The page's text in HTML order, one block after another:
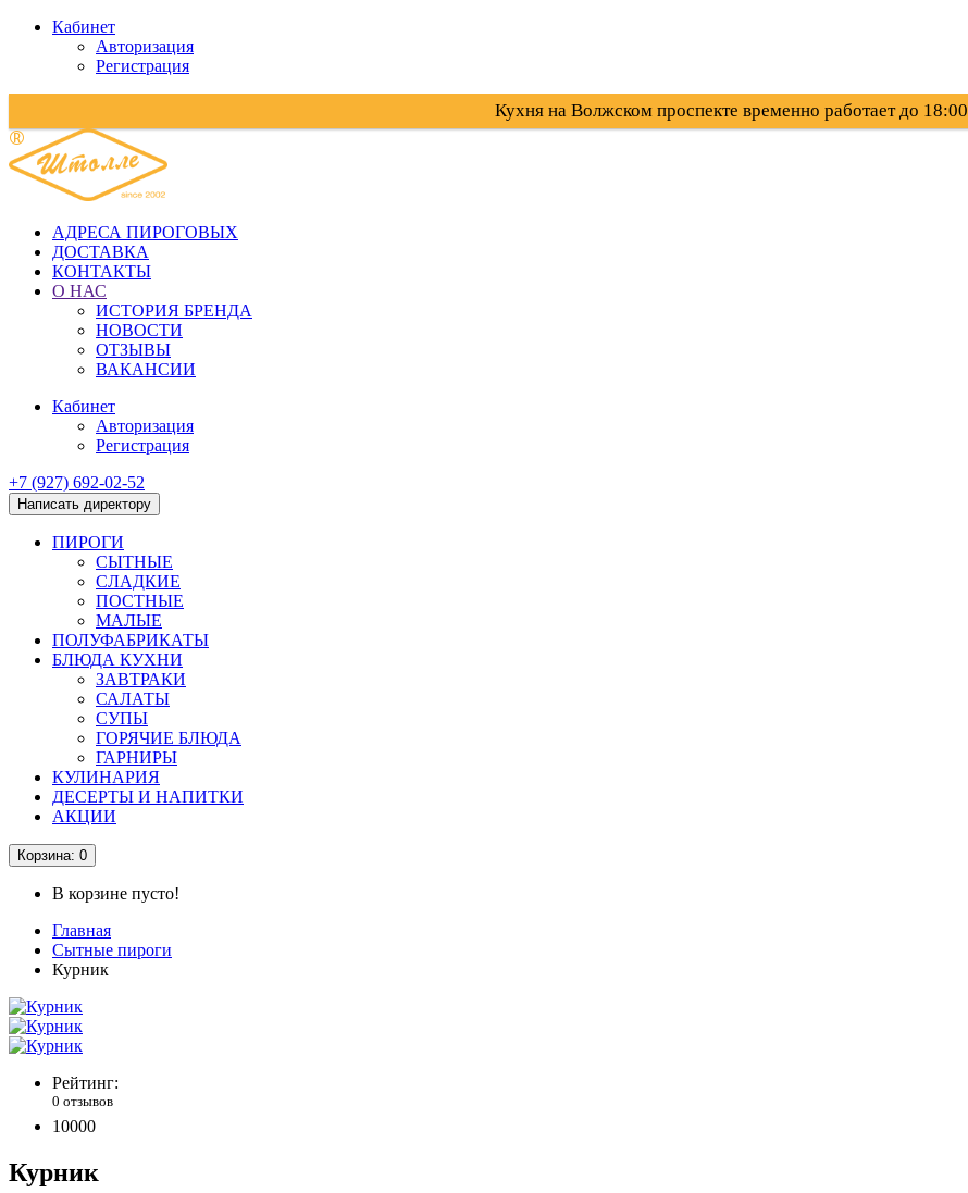
Кабинет
Авторизация
Регистрация
Кухня на Волжском проспекте временно работает до 18:00
АДРЕСА ПИРОГОВЫХ
ДОСТАВКА
КОНТАКТЫ
О НАС
ИСТОРИЯ БРЕНДА
НОВОСТИ
ОТЗЫВЫ
ВАКАНСИИ
Кабинет
Авторизация
Регистрация
+7 (927) 692-02-52
Написать директору
ПИРОГИ
СЫТНЫЕ
СЛАДКИЕ
ПОСТНЫЕ
МАЛЫЕ
ПОЛУФАБРИКАТЫ
БЛЮДА КУХНИ
ЗАВТРАКИ
САЛАТЫ
СУПЫ
ГОРЯЧИЕ БЛЮДА
ГАРНИРЫ
КУЛИНАРИЯ
ДЕСЕРТЫ И НАПИТКИ
АКЦИИ
Корзина: 0
В корзине пусто!
Главная
Сытные пироги
Курник
Рейтинг:
0 отзывов
10000
Курник